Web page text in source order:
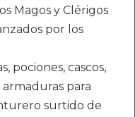
Magos y Clérigos
por los
pociones, cascos,
para
surtido de